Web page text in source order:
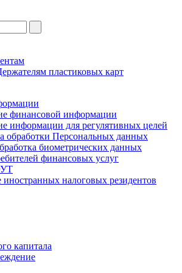
пластиковых карт
финансовой информации
информации для регулятивных целей
обработки Персональных данных
биометрических данных
финансовых услуг
налоговых резидентов
капитала